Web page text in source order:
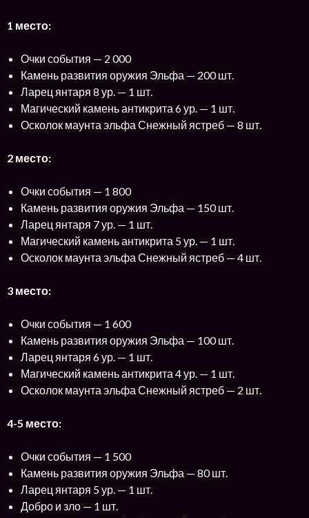
1 место:
Очки события — 2 000
Камень развития оружия Эльфа — 200 шт.
Ларец янтаря 8 ур. — 1 шт.
Магический камень антикрита 6 ур. — 1 шт.
Осколок маунта эльфа Снежный ястреб — 8 шт.
2 место:
Очки события — 1 800
Камень развития оружия Эльфа — 150 шт.
Ларец янтаря 7 ур. — 1 шт.
Магический камень антикрита 5 ур. — 1 шт.
Осколок маунта эльфа Снежный ястреб — 4 шт.
3 место:
Очки события — 1 600
Камень развития оружия Эльфа — 100 шт.
Ларец янтаря 6 ур. — 1 шт.
Магический камень антикрита 4 ур. — 1 шт.
Осколок маунта эльфа Снежный ястреб — 2 шт.
4-5 место:
Очки события — 1 500
Камень развития оружия Эльфа — 80 шт.
Ларец янтаря 5 ур. — 1 шт.
Добро и зло — 1 шт.